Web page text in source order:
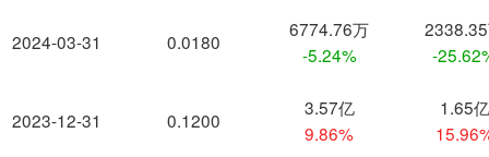
2024-03-31
2023-12-31
0.0180
6774.76万
-5.24%
-
0.1200
3.57亿
9.86%
1.65亿